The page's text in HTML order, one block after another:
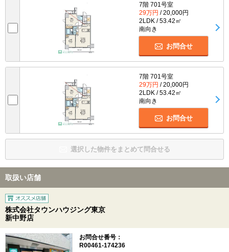
7階 701号室
29万円 / 20,000円
2LDK / 53.42㎡
南向き
お問合せ
7階 701号室
29万円 / 20,000円
2LDK / 53.42㎡
南向き
お問合せ
選択した物件をまとめて問合せる
取扱い店舗
株式会社タウンハウジング東京
新中野店
お問合せ番号：
R00461-174236